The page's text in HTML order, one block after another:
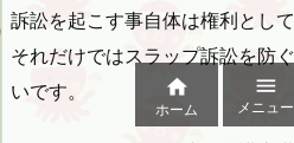
訴訟を起こす事自体は権利とし
それだけではスラップ訴訟を防
いです。

ホーム

メニュー